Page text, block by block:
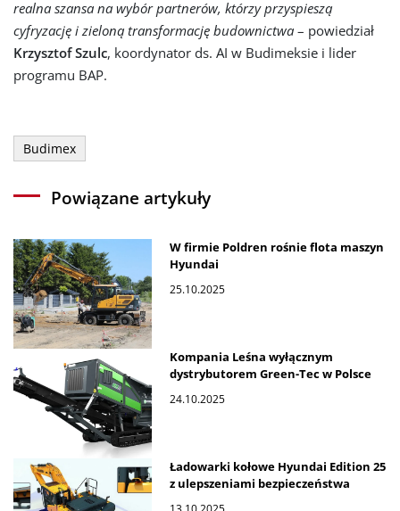
realna szansa na wybór partnerów, którzy przyspieszą
cyfryzację i zieloną transformację budownictwa – powiedział
Krzysztof Szulc, koordynator ds. AI w Budimeksie i lider
programu BAP.
Budimex
Powiązane artykuły
W firmie Poldren rośnie flota maszyn
Hyundai
25.10.2025
Kompania Leśna wyłącznym
dystrybutorem Green-Tec w Polsce
24.10.2025
Ładowarki kołowe Hyundai Edition 25
z ulepszeniami bezpieczeństwa